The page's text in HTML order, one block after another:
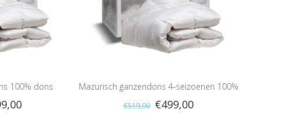
100% dons
2)
Mazurisch ganzendons 4-seizoenen 100%
€519,00 €499,00